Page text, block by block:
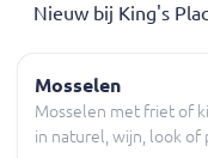
Nieuw bij King's
Mosselen
Mosselen met friet of
in naturel, wijn, look of